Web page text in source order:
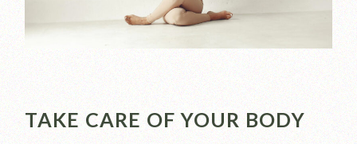
TAKE CARE OF YOUR BODY